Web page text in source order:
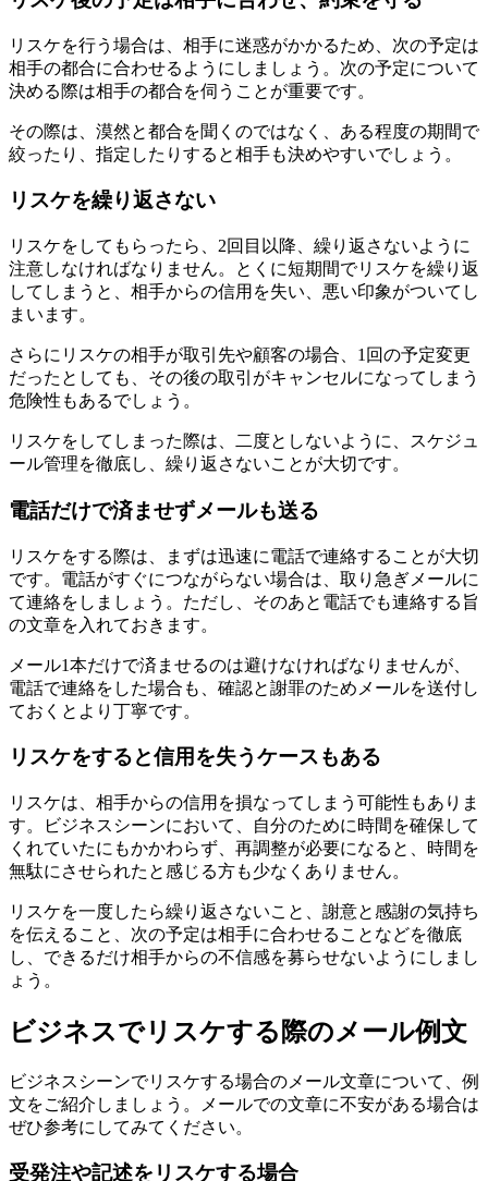
リスケを行う場合は、相手に迷惑がかかるため、次の予定は
相手の都合に合わせるようにしましょう。次の予定について
決める際は相手の都合を伺うことが重要です。
その際は、漠然と都合を聞くのではなく、ある程度の期間で
絞ったり、指定したりすると相手も決めやすいでしょう。
リスケを繰り返さない
リスケをしてもらったら、2回目以降、繰り返さないように
注意しなければなりません。とくに短期間でリスケを繰り返
してしまうと、相手からの信用を失い、悪い印象がついてし
まいます。
さらにリスケの相手が取引先や顧客の場合、1回の予定変更
だったとしても、その後の取引がキャンセルになってしまう
危険性もあるでしょう。
リスケをしてしまった際は、二度としないように、スケジュ
ール管理を徹底し、繰り返さないことが大切です。
電話だけで済ませずメールも送る
リスケをする際は、まずは迅速に電話で連絡することが大切
です。電話がすぐにつながらない場合は、取り急ぎメールに
て連絡をしましょう。ただし、そのあと電話でも連絡する旨
の文章を入れておきます。
メール1本だけで済ませるのは避けなければなりませんが、
電話で連絡をした場合も、確認と謝罪のためメールを送付し
ておくとより丁寧です。
リスケをすると信用を失うケースもある
リスケは、相手からの信用を損なってしまう可能性もありま
す。ビジネスシーンにおいて、自分のために時間を確保して
くれていたにもかかわらず、再調整が必要になると、時間を
無駄にさせられたと感じる方も少なくありません。
リスケを一度したら繰り返さないこと、謝意と感謝の気持ち
を伝えること、次の予定は相手に合わせることなどを徹底
し、できるだけ相手からの不信感を募らせないようにしまし
ょう。
ビジネスでリスケする際のメール例文
ビジネスシーンでリスケする場合のメール文章について、例
文をご紹介しましょう。メールでの文章に不安がある場合は
ぜひ参考にしてみてください。
受発注や記述をリスケする場合